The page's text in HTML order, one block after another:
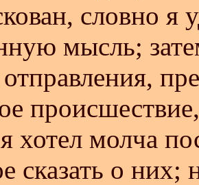
словно я
мысль;
хотел молча
сказать о них;